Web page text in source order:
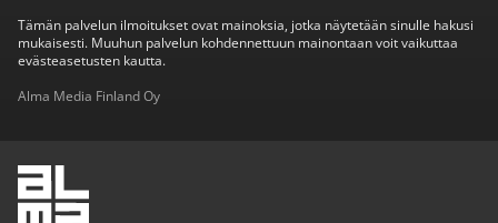
Tämän palvelun ilmoitukset ovat mainoksia, jotka näytetään sinulle hakusi
mukaisesti. Muuhun palvelun kohdennettuun mainontaan voit vaikuttaa
evästeasetusten kautta.
Alma Media Finland Oy